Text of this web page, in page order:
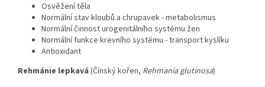
Osvěžení těla
Normální stav kloubů a chrupavek - metabolismus
Normální činnost urogenitálního systému žen
Normální funkce krevního systému - transport kyslíku
Antioxidant
Rehmánie lepkavá (Čínský kořen, Rehmania glutinosa)